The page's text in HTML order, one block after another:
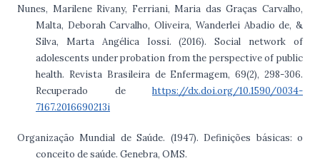
Nunes, Marilene Rivany, Ferriani, Maria das Graças Carvalho,
Malta, Deborah Carvalho, Oliveira, Wanderlei Abadio de, &
Silva, Marta Angélica Iossi. (2016). Social network of
adolescents under probation from the perspective of public
health. Revista Brasileira de Enfermagem, 69(2), 298-306.
Recuperado dehttps://dx.doi.org/10.1590/0034-
7167.2016690213i
Organização Mundial de Saúde. (1947). Definições básicas: o
conceito de saúde. Genebra, OMS.